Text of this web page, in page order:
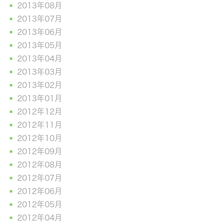
2013年08月
2013年07月
2013年06月
2013年05月
2013年04月
2013年03月
2013年02月
2013年01月
2012年12月
2012年11月
2012年10月
2012年09月
2012年08月
2012年07月
2012年06月
2012年05月
2012年04月